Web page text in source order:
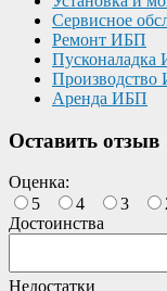
Сервисное
Ремонт ИБП
Пусконаладка
Аренда ИБП
Оставить отзыв
Оценка:
5
4 3
Достоинства
Недостатки